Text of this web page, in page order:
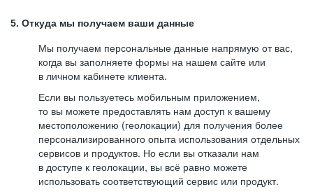
5. Откуда мы получаем ваши данные
Мы получаем персональные данные напрямую от вас,
когда вы заполняете формы на нашем сайте или
в личном кабинете клиента.
Если вы пользуетесь мобильным приложением,
то вы можете предоставлять нам доступ к вашему
местоположению (геолокации) для получения более
персонализированного опыта использования отдельных
сервисов и продуктов. Но если вы отказали нам
в доступе к геолокации, вы всё равно можете
использовать соответствующий сервис или продукт.